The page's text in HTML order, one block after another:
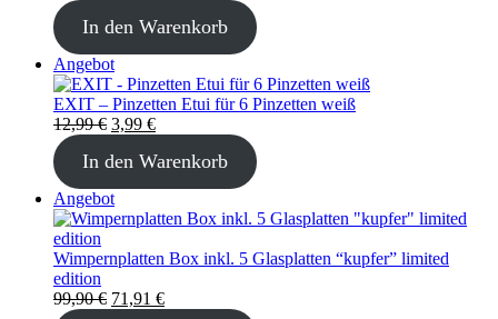
war:
ist:
In den Warenkorb
AngebotProdukt
im
Angebot
EXIT – Pinzetten Etui für 6 Pinzetten weiß
12,99€ Ursprünglicher
war:
3,99 €Aktueller
ist:
In den Warenkorb
AngebotProdukt
im
Wimpernplatten Box inkl. 5 Glasplatten “kupfer” limited
edition
99,90€ Ursprünglicher
71,91 €Aktueller